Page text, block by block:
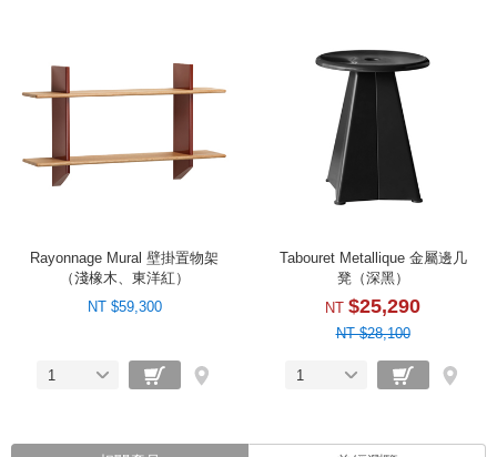
Rayonnage Mural 壁掛置物架
（淺橡木、東洋紅）
NT $59,300
1
Tabouret Metallique 金屬邊几
凳（深黑）
NT $25,290
NT $28,100
1